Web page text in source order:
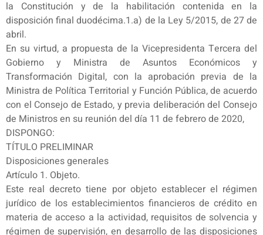
la Constitución y de la habilitación contenida en la
disposición final duodécima.1.a) de la Ley 5/2015, de 27 de
abril.
En su virtud, a propuesta de la Vicepresidenta Tercera del
Gobierno y Ministra de Asuntos Económicos y
Transformación Digital, con la aprobación previa de la
Ministra de Política Territorial y Función Pública, de acuerdo
con el Consejo de Estado, y previa deliberación del Consejo
de Ministros en su reunión del día 11 de febrero de 2020,
DISPONGO:
TÍTULO PRELIMINAR
Disposiciones generales
Artículo 1. Objeto.
Este real decreto tiene por objeto establecer el régimen
jurídico de los establecimientos financieros de crédito en
materia de acceso a la actividad, requisitos de solvencia y
régimen de supervisión, en desarrollo de las disposiciones